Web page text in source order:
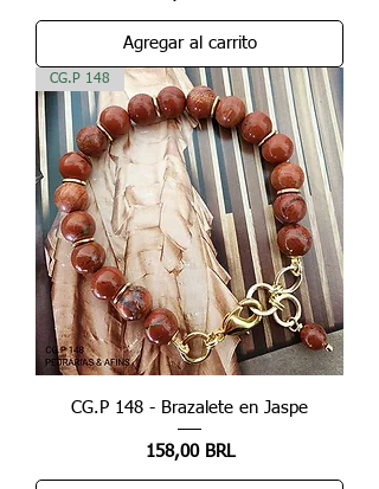
Agregar al carrito
CG.P 148
CG.P 148 - Brazalete en Jaspe
Precio
158,00 BRL